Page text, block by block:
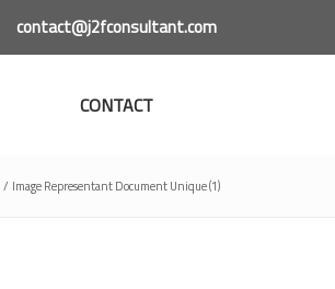
CONTACT
/ Image Representant Document Unique (1)